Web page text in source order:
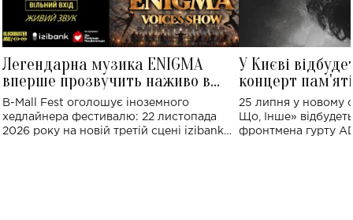
Легендарна музика ENIGMA
вперше прозвучить наживо в
Україні: де відбудеться концерт
B-Mall Fest оголошує іноземного
хедлайнера фестивалю: 22 листопада
2026 року на новій третій сцені izibank
У Києві
концерт
Клименка:
виконають
25 липня у новому
Що, Інше»
фронтмена гурту